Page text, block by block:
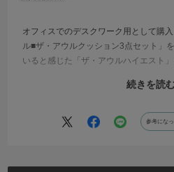
オフィスでのデスクワーク用として購
ル■ザ・アウルクッション3点セット」
いると感じた「ザ・アウルハイエスト」
以前は夕方になるとお尻や腰まわりの
ているようで、疲労感が大幅に軽減さ
と疲れた感じ」が少なくなったのを実
続きを読
参考にな